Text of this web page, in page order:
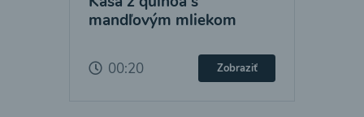
mandľovým mliekom
00:20 Zobraziť